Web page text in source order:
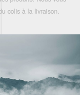
colis à la livraison.